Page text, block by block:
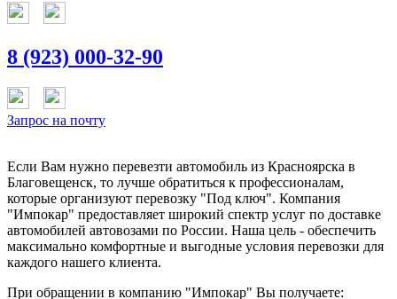
8 (923) 000-32-90
Запрос на почту
Если Вам нужно перевезти автомобиль из Красноярска в
Благовещенск, то лучше обратиться к профессионалам,
которые организуют перевозку "Под ключ". Компания
"Импокар" предоставляет широкий спектр услуг по доставке
автомобилей автовозами по России. Наша цель - обеспечить
максимально комфортные и выгодные условия перевозки для
каждого нашего клиента.
При обращении в компанию "Импокар" Вы получаете: